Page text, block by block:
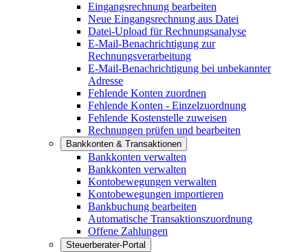
Eingangsrechnung bearbeiten
Neue Eingangsrechnung aus Datei
Datei-Upload für Rechnungsanalyse
E-Mail-Benachrichtigung zur
Rechnungsverarbeitung
E-Mail-Benachrichtigung bei unbekannter
Adresse
Fehlende Konten zuordnen
Fehlende Konten - Einzelzuordnung
Fehlende Kostenstelle zuweisen
Rechnungen prüfen und bearbeiten
Bankkonten & Transaktionen
Bankkonten verwalten
Bankkonten verwalten
Kontobewegungen verwalten
Kontobewegungen importieren
Bankbuchung bearbeiten
Automatische Transaktionszuordnung
Offene Zahlungen
Steuerberater-Portal